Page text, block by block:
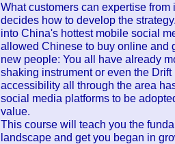
What customers can expertise
decides how to develop the
into China's hottest mobile social
allowed Chinese to buy online and
new people: You all have already
shaking instrument or even the
accessibility all through the area
social media platforms to be
value.
This course will teach you the
landscape and get you began in